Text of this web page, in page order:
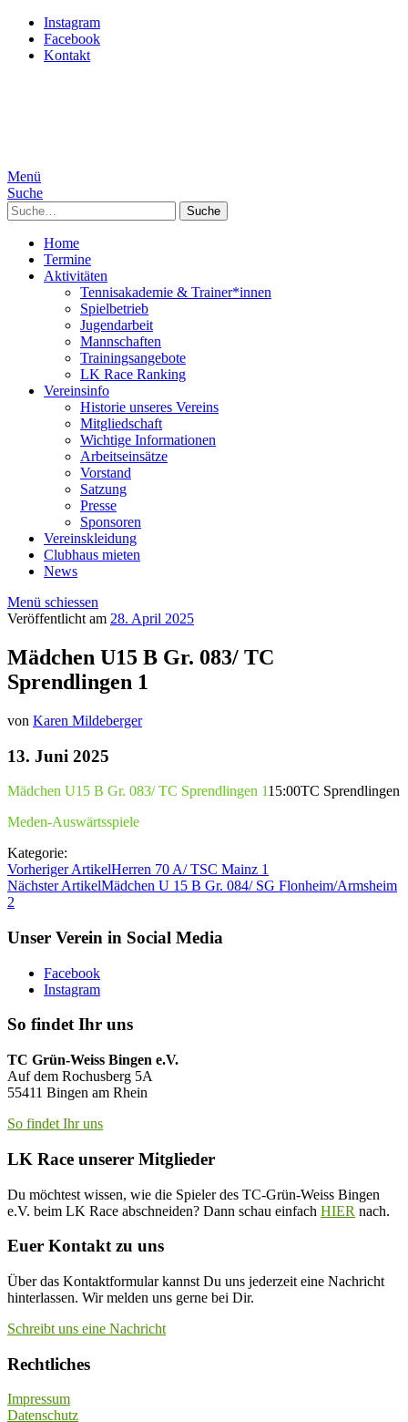
Instagram
Facebook
Kontakt
Menü
Suche
Suche
Home
Termine
Aktivitäten
Tennisakademie & Trainer*innen
Spielbetrieb
Jugendarbeit
Mannschaften
Trainingsangebote
LK Race Ranking
Vereinsinfo
Historie unseres Vereins
Mitgliedschaft
Wichtige Informationen
Arbeitseinsätze
Vorstand
Satzung
Presse
Sponsoren
Vereinskleidung
Clubhaus mieten
News
Menü schiessen
Veröffentlicht am 28. April 2025
Mädchen U15 B Gr. 083/ TC
Sprendlingen 1
von Karen Mildeberger
13. Juni 2025
Mädchen U15 B Gr. 083/ TC Sprendlingen 115:00TC Sprendlingen
Meden-Auswärtsspiele
Kategorie:
Vorheriger ArtikelHerren 70 A/ TSC Mainz 1
Nächster ArtikelMädchen U 15 B Gr. 084/ SG Flonheim/Armsheim
2
Unser Verein in Social Media
Facebook
Instagram
So findet Ihr uns
TC Grün-Weiss Bingen e.V.
Auf dem Rochusberg 5A
55411 Bingen am Rhein
So findet Ihr uns
LK Race unserer Mitglieder
Du möchtest wissen, wie die Spieler des TC-Grün-Weiss Bingen
e.V. beim LK Race abschneiden? Dann schau einfach HIER nach.
Euer Kontakt zu uns
Über das Kontaktformular kannst Du uns jederzeit eine Nachricht
hinterlassen. Wir melden uns gerne bei Dir.
Schreibt uns eine Nachricht
Rechtliches
Impressum
Datenschutz